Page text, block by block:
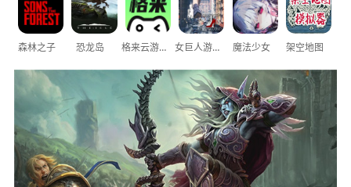
森林之子 恐龙岛 格来云游戏 女巨人游乐场 魔法少女 架空地图